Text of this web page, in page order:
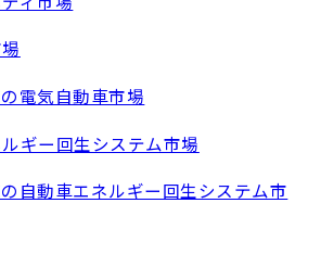
電気自動車市場
ギー回生システム市場
自動車エネルギー回生システム市